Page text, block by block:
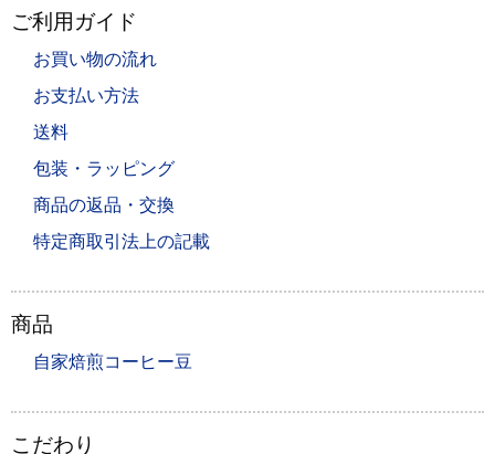
ご利用ガイド
お買い物の流れ
お支払い方法
送料
包装・ラッピング
商品の返品・交換
特定商取引法上の記載
商品
自家焙煎コーヒー豆
こだわり